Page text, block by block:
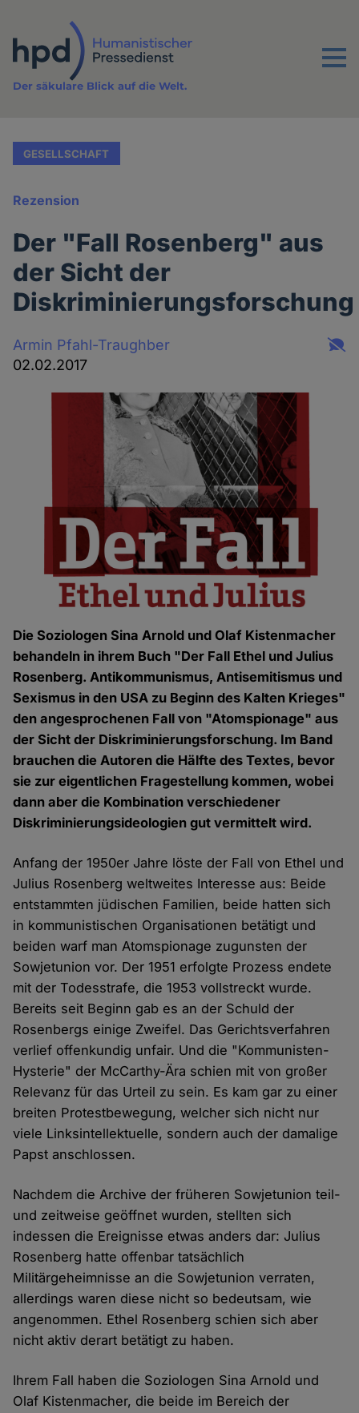
Inhalt
Menu
Der säkulare Blick auf die Welt.
GESELLSCHAFT
Rezension
Der "Fall Rosenberg" aus
der Sicht der
Diskriminierungsforschung
Armin Pfahl-Traughber
02.02.2017
Die Soziologen Sina Arnold und Olaf Kistenmacher
behandeln in ihrem Buch "Der Fall Ethel und Julius
Rosenberg. Antikommunismus, Antisemitismus und
Sexismus in den USA zu Beginn des Kalten Krieges"
den angesprochenen Fall von "Atomspionage" aus
der Sicht der Diskriminierungsforschung. Im Band
brauchen die Autoren die Hälfte des Textes, bevor
sie zur eigentlichen Fragestellung kommen, wobei
dann aber die Kombination verschiedener
Diskriminierungsideologien gut vermittelt wird.
Anfang der 1950er Jahre löste der Fall von Ethel und
Julius Rosenberg weltweites Interesse aus: Beide
entstammten jüdischen Familien, beide hatten sich
in kommunistischen Organisationen betätigt und
beiden warf man Atomspionage zugunsten der
Sowjetunion vor. Der 1951 erfolgte Prozess endete
mit der Todesstrafe, die 1953 vollstreckt wurde.
Bereits seit Beginn gab es an der Schuld der
Rosenbergs einige Zweifel. Das Gerichtsverfahren
verlief offenkundig unfair. Und die "Kommunisten-
Hysterie" der McCarthy-Ära schien mit von großer
Relevanz für das Urteil zu sein. Es kam gar zu einer
breiten Protestbewegung, welcher sich nicht nur
viele Linksintellektuelle, sondern auch der damalige
Papst anschlossen.
Nachdem die Archive der früheren Sowjetunion teil-
und zeitweise geöffnet wurden, stellten sich
indessen die Ereignisse etwas anders dar: Julius
Rosenberg hatte offenbar tatsächlich
Militärgeheimnisse an die Sowjetunion verraten,
allerdings waren diese nicht so bedeutsam, wie
angenommen. Ethel Rosenberg schien sich aber
nicht aktiv derart betätigt zu haben.
Ihrem Fall haben die Soziologen Sina Arnold und
Olaf Kistenmacher, die beide im Bereich der